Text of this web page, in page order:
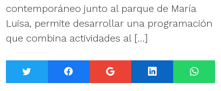
contemporáneo junto al parque de María
Luisa, permite desarrollar una programación
que combina actividades al […]
Twitter Facebook Google+ LinkedIn